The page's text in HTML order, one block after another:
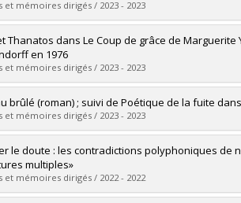
Maîtrise
obtenu :M.A.
le document dans Papyrus
et mémoires dirigés / 2023 - 2023
:Bost, Maxime
Maîtrise
obtenu :M.A.
le document dans Papyrus
Thanatos dans Le Coup de grâce de
en 1976
et mémoires dirigés / 2023 - 2023
: Bussière, Réjean
Maîtrise
obtenu :M.A.
le document dans Papyrus
brûlé (roman) ; suivi de Poétique de la fuite
et mémoires dirigés / 2023 - 2023
:Roy, Coralie
Maîtrise
obtenu :M.A.
le document dans Papyrus
le doute : les contradictions polyphoniques de
multiples»
et mémoires dirigés / 2022 - 2022